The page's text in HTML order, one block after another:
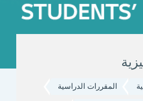
المقررات الدراسية